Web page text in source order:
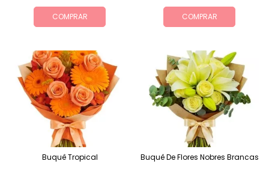
COMPRAR COMPRAR
Buquê Tropical Buquê De Flores Nobres Brancas